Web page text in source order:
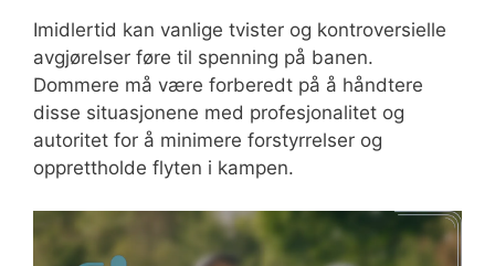
Imidlertid kan vanlige tvister og kontroversielle
avgjørelser føre til spenning på banen.
Dommere må være forberedt på å håndtere
disse situasjonene med profesjonalitet og
autoritet for å minimere forstyrrelser og
opprettholde flyten i kampen.